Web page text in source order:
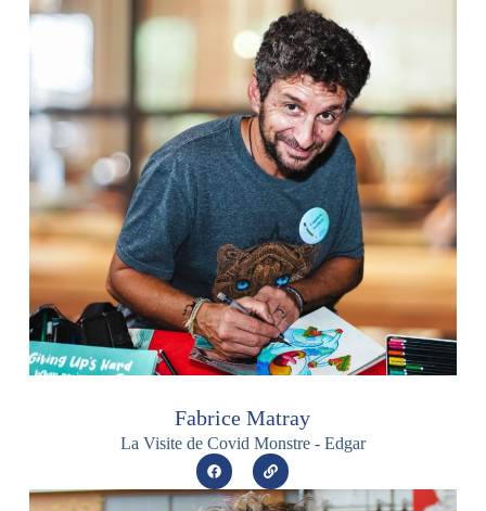
Fabrice Matray
La Visite de Covid Monstre - Edgar